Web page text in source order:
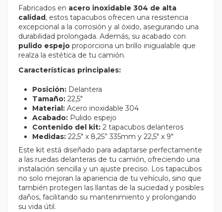
Fabricados en acero inoxidable 304 de alta
calidad, estos tapacubos ofrecen una resistencia
excepcional a la corrosión y al óxido, asegurando una
durabilidad prolongada. Además, su acabado con
pulido espejo proporciona un brillo inigualable que
realza la estética de tu camión.
Características principales:
Posición: Delantera
Tamaño: 22,5"
Material: Acero inoxidable 304
Acabado: Pulido espejo
Contenido del kit: 2 tapacubos delanteros
Medidas: 22,5" x 8,25” 335mm y 22,5" x 9"
Este kit está diseñado para adaptarse perfectamente
a las ruedas delanteras de tu camión, ofreciendo una
instalación sencilla y un ajuste preciso. Los tapacubos
no solo mejoran la apariencia de tu vehículo, sino que
también protegen las llantas de la suciedad y posibles
daños, facilitando su mantenimiento y prolongando
su vida útil.